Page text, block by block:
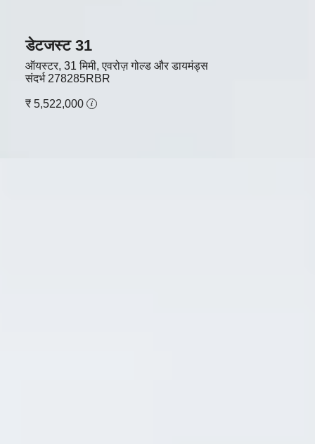
डेटजस्ट 31
ऑयस्टर, 31 मिमी, एवरोज़ गोल्ड और डायमंड्स
संदर्भ 278285RBR
₹ 5,522,000